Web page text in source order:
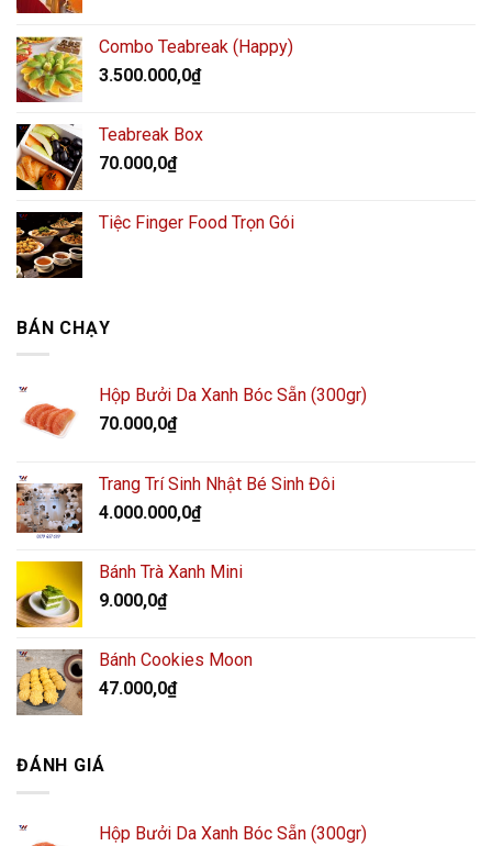
Combo Teabreak (Happy)
3.500.000,0₫
Teabreak Box
70.000,0₫
Tiệc Finger Food Trọn Gói
BÁN CHẠY
Hộp Bưởi Da Xanh Bóc Sẵn (300gr)
70.000,0₫
Trang Trí Sinh Nhật Bé Sinh Đôi
4.000.000,0₫
Bánh Trà Xanh Mini
9.000,0₫
Bánh Cookies Moon
47.000,0₫
ĐÁNH GIÁ
Hộp Bưởi Da Xanh Bóc Sẵn (300gr)